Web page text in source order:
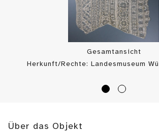
Gesamtansicht
Herkunft/Rechte: Landesmuseum
Über das Objekt